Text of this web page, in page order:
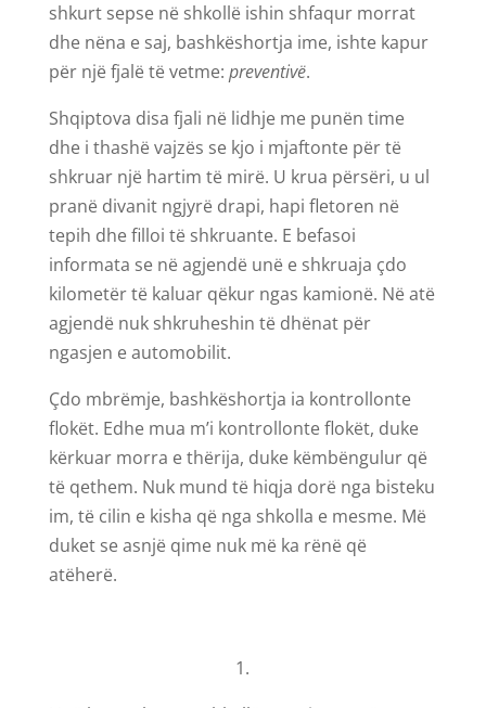
shkurt sepse në shkollë ishin shfaqur morrat
dhe nëna e saj, bashkëshortja ime, ishte kapur
për një fjalë të vetme: preventivë.
Shqiptova disa fjali në lidhje me punën time
dhe i thashë vajzës se kjo i mjaftonte për të
shkruar një hartim të mirë. U krua përsëri, u ul
pranë divanit ngjyrë drapi, hapi fletoren në
tepih dhe filloi të shkruante. E befasoi
informata se në agjendë unë e shkruaja çdo
kilometër të kaluar qëkur ngas kamionë. Në atë
agjendë nuk shkruheshin të dhënat për
ngasjen e automobilit.
Çdo mbrëmje, bashkëshortja ia kontrollonte
flokët. Edhe mua m’i kontrollonte flokët, duke
kërkuar morra e thërija, duke këmbëngulur që
të qethem. Nuk mund të hiqja dorë nga bisteku
im, të cilin e kisha që nga shkolla e mesme. Më
duket se asnjë qime nuk më ka rënë që
atëherë.
1.